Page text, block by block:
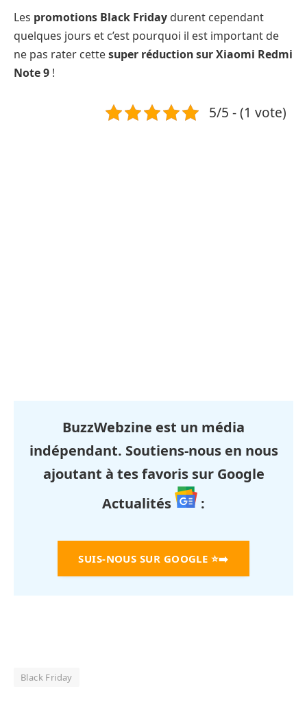
Les promotions Black Friday durent cependant
quelques jours et c’est pourquoi il est important de
ne pas rater cettesuper réduction sur Xiaomi Redmi
Note 9 !
5/5 - (1 vote)
BuzzWebzine est un média
indépendant. Soutiens-nous en nous
ajoutant à tes favoris sur Google
Actualités
:
SUIS-NOUS SUR GOOGLE ⭐➡️
Black Friday